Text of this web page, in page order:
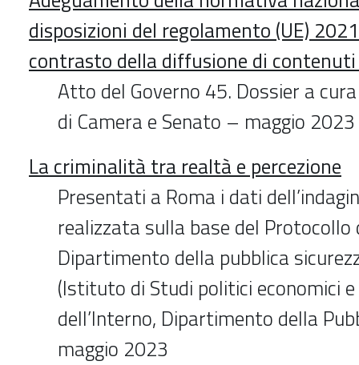
disposizioni del regolamento (UE)
contrasto della diffusione di
Atto del Governo 45. Dossier a
di Camera e Senato – maggio 2023
La criminalità tra realtà e percezione
Presentati a Roma i dati
realizzata sulla base del Protocollo
Dipartimento della pubblica
(Istituto di Studi politici economici
dell’Interno, Dipartimento della
maggio 2023